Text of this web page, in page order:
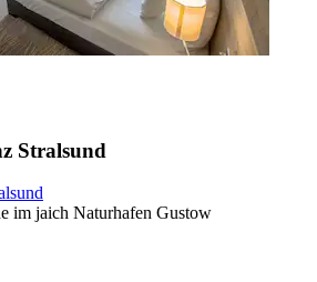
Stralsund
im jaich Naturhafen Gustow